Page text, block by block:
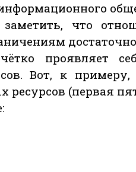
что
проявляет
Вот, к
(первая